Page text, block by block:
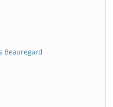
Beauregard